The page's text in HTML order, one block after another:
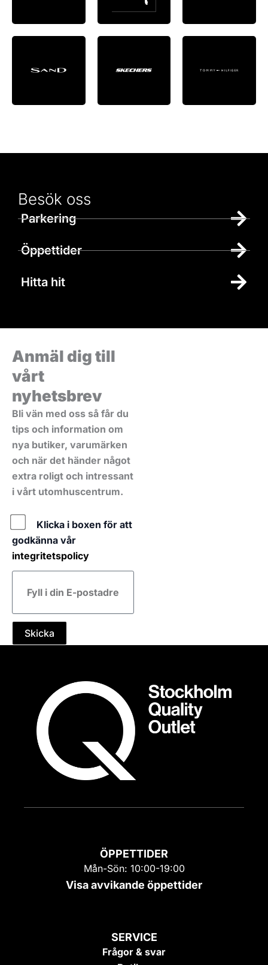
Besök oss
Parkering
Öppettider
Hitta hit
Anmäl dig till
vårt
nyhetsbrev
Bli vän med oss så får du
tips och information om
nya butiker, varumärken
och när det händer något
extra roligt och intressant
i vårt utomhuscentrum.
Klicka i boxen för att
godkänna vår
integritetspolicy
E-
post
Skicka
ÖPPETTIDER
Mån-Sön: 10:00-19:00
Visa avvikande öppettider
SERVICE
Frågor & svar